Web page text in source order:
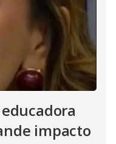
impacto